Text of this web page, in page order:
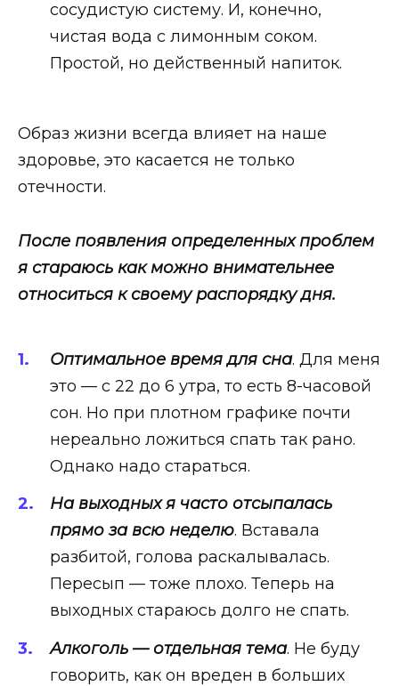
сосудистую систему. И, конечно,
чистая вода с лимонным соком.
Простой, но действенный напиток.
Образ жизни всегда влияет на наше
здоровье, это касается не только
отечности.
После появления определенных проблем
я стараюсь как можно внимательнее
относиться к своему распорядку дня.
Оптимальное время для сна. Для меня
это — с 22 до 6 утра, то есть 8-часовой
сон. Но при плотном графике почти
нереально ложиться спать так рано.
Однако надо стараться.
На выходных я часто отсыпалась
прямо за всю неделю. Вставала
разбитой, голова раскалывалась.
Пересып — тоже плохо. Теперь на
выходных стараюсь долго не спать.
Алкоголь — отдельная тема. Не буду
говорить, как он вреден в больших